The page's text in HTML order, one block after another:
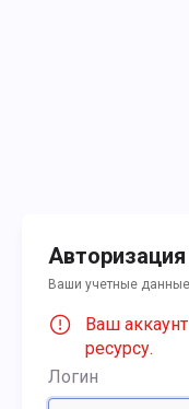
Авторизация
Ваши учетные данные
Ваш
ресурсу.
Логин